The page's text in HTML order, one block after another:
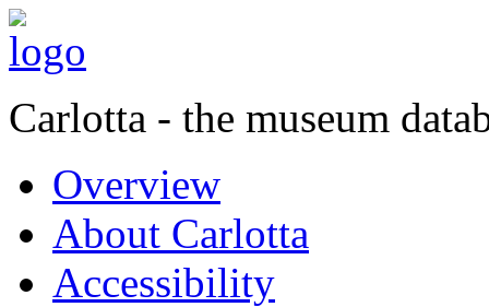
Carlotta - the museum
Overview
About Carlotta
Accessibility